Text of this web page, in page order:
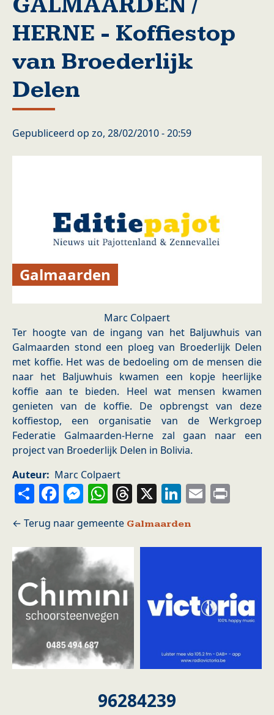
HERNE - Koffiestop
van Broederlijk
Delen
Gepubliceerd op zo, 28/02/2010 - 20:59
Galmaarden
Marc Colpaert
Ter hoogte van de ingang van het Baljuwhuis van
Galmaarden stond een ploeg van Broederlijk Delen
met koffie. Het was de bedoeling om de mensen die
naar het Baljuwhuis kwamen een kopje heerlijke
koffie aan te bieden. Heel wat mensen kwamen
genieten van de koffie. De opbrengst van deze
koffiestop, een organisatie van de Werkgroep
Federatie Galmaarden-Herne zal gaan naar een
project van Broederlijk Delen in Bolivia.
Auteur
Marc Colpaert
ShareFacebook
Messenger
WhatsApp
Threads
X LinkedIn
Email
Galmaarden
96284239